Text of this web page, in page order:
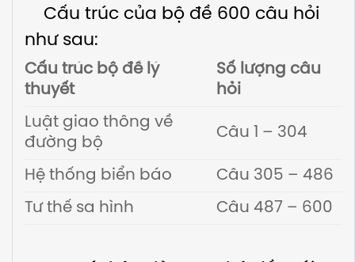
Cấu trúc của bộ đề 600 câu hỏi
như sau:
Cấu trúc bộ đề lý
thuyết
Số lượng câu
hỏi
Luật giao thông về
đường bộ
Câu 1 – 304
Hệ thống biển báo
Câu 305 – 486
Tư thế sa hình
Câu 487 – 600